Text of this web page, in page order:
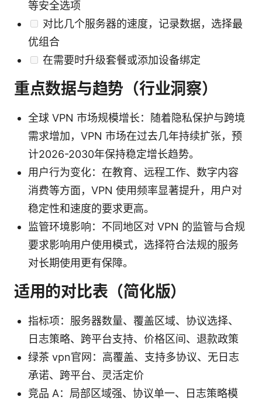
等安全选项
对比几个服务器的速度，记录数据，选择最
优组合
在需要时升级套餐或添加设备绑定
重点数据与趋势（行业洞察）
全球 VPN 市场规模增长：随着隐私保护与跨境
需求增加，VPN 市场在过去几年持续扩张，预
计2026-2030年保持稳定增长趋势。
用户行为变化：在教育、远程工作、数字内容
消费等方面，VPN 使用频率显著提升，用户对
稳定性和速度的要求更高。
监管环境影响：不同地区对 VPN 的监管与合规
要求影响用户使用模式，选择符合法规的服务
对长期使用更有保障。
适用的对比表（简化版）
指标项：服务器数量、覆盖区域、协议选择、
日志策略、跨平台支持、价格区间、退款政策
绿茶 vpn官网：高覆盖、支持多协议、无日志
承诺、跨平台、灵活定价
竞品 A：局部区域强、协议单一、日志策略模